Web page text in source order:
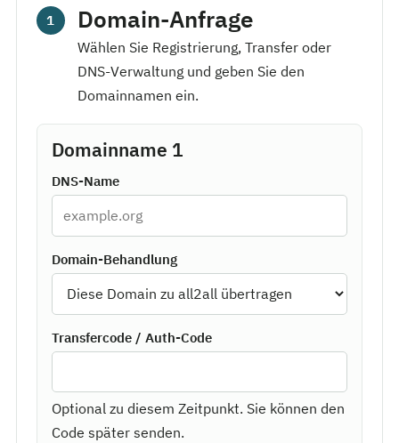
1 Domain-Anfrage
Wählen Sie Registrierung, Transfer oder
DNS-Verwaltung und geben Sie den
Domainnamen ein.
Domainname 1
DNS-Name
Domain-Behandlung
Transfercode / Auth-Code
Optional zu diesem Zeitpunkt. Sie können den
Code später senden.